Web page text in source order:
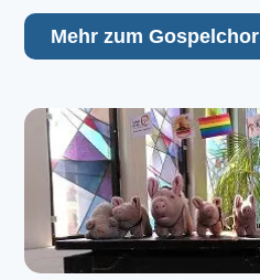
Mehr zum Gospelchor